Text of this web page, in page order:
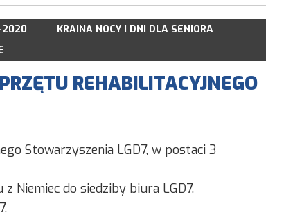
2020
NA LATA 2014-2020
KRAINA NOCY I DNI DLA SENIORA
REHABILITACYJNEGO
Stowarzyszenia LGD7, w postaci 3
Niemiec do siedziby biura LGD7.